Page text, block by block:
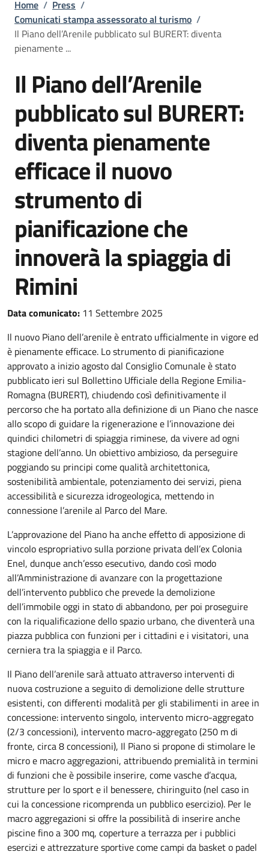
Home / Press /
Comunicati stampa assessorato al turismo /
Il Piano dell’Arenile pubblicato sul BURERT: diventa
pienamente ...
Il Piano dell’Arenile
pubblicato sul BURERT:
diventa pienamente
efficace il nuovo
strumento di
pianificazione che
innoverà la spiaggia di
Rimini
Data comunicato: 11 Settembre 2025
Il nuovo Piano dell’arenile è entrato ufficialmente in vigore ed
è pienamente efficace. Lo strumento di pianificazione
approvato a inizio agosto dal Consiglio Comunale è stato
pubblicato ieri sul Bollettino Ufficiale della Regione Emilia-
Romagna (BURERT), chiudendo così definitivamente il
percorso che ha portato alla definizione di un Piano che nasce
allo scopo di guidare la rigenerazione e l’innovazione dei
quindici chilometri di spiaggia riminese, da vivere ad ogni
stagione dell’anno. Un obiettivo ambizioso, da perseguire
poggiando su principi come qualità architettonica,
sostenibilità ambientale, potenziamento dei servizi, piena
accessibilità e sicurezza idrogeologica, mettendo in
connessione l’arenile al Parco del Mare.
L’approvazione del Piano ha anche effetto di apposizione di
vincolo espropriativo sulla porzione privata dell’ex Colonia
Enel, dunque anch’esso esecutivo, dando così modo
all’Amministrazione di avanzare con la progettazione
dell’intervento pubblico che prevede la demolizione
dell’immobile oggi in stato di abbandono, per poi proseguire
con la riqualificazione dello spazio urbano, che diventerà una
piazza pubblica con funzioni per i cittadini e i visitatori, una
cerniera tra la spiaggia e il Parco.
Il Piano dell’arenile sarà attuato attraverso interventi di
nuova costruzione a seguito di demolizione delle strutture
esistenti, con differenti modalità per gli stabilimenti in aree in
concessione: intervento singolo, intervento micro-aggregato
(2/3 concessioni), intervento macro-aggregato (250 m di
fronte, circa 8 concessioni), Il Piano si propone di stimolare le
micro e macro aggregazioni, attribuendo premialità in termini
di funzioni che è possibile inserire, come vasche d’acqua,
strutture per lo sport e il benessere, chiringuito (nel caso in
cui la concessione ricomprenda un pubblico esercizio). Per le
macro aggregazioni si offre la possibilità di inserire anche
piscine fino a 300 mq, coperture a terrazza per i pubblici
esercizi e attrezzature sportive come campi da basket o padel